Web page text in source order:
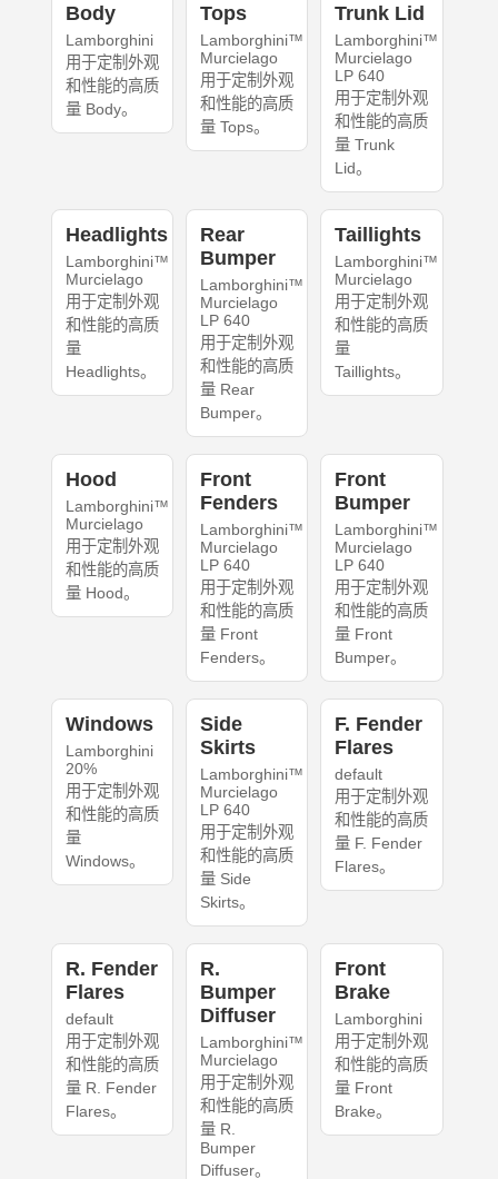
Body
Lamborghini
用于定制外观
和性能的高质
量 Body。
Tops
Lamborghini™
Murcielago
用于定制外观
和性能的高质
量 Tops。
Trunk Lid
Lamborghini™
Murcielago
LP 640
用于定制外观
和性能的高质
量 Trunk
Lid。
Headlights
Lamborghini™
Murcielago
用于定制外观
和性能的高质
量
Headlights。
Rear
Bumper
Lamborghini™
Murcielago
LP 640
用于定制外观
和性能的高质
量 Rear
Bumper。
Taillights
Lamborghini™
Murcielago
用于定制外观
和性能的高质
量
Taillights。
Hood
Lamborghini™
Murcielago
用于定制外观
和性能的高质
量 Hood。
Front
Fenders
Lamborghini™
Murcielago
LP 640
用于定制外观
和性能的高质
量 Front
Fenders。
Front
Bumper
Lamborghini™
Murcielago
LP 640
用于定制外观
和性能的高质
量 Front
Bumper。
Windows
Lamborghini
20%
用于定制外观
和性能的高质
量
Windows。
Side
Skirts
Lamborghini™
Murcielago
LP 640
用于定制外观
和性能的高质
量 Side
Skirts。
F. Fender
Flares
default
用于定制外观
和性能的高质
量 F. Fender
Flares。
R. Fender
Flares
default
用于定制外观
和性能的高质
量 R. Fender
Flares。
R.
Bumper
Diffuser
Lamborghini™
Murcielago
用于定制外观
和性能的高质
量 R.
Bumper
Diffuser。
Front
Brake
Lamborghini
用于定制外观
和性能的高质
量 Front
Brake。